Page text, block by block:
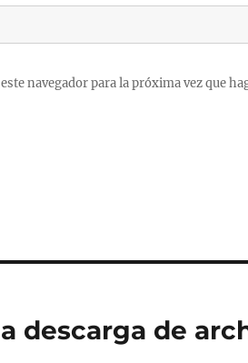
navegador para la próxima vez que
descarga de